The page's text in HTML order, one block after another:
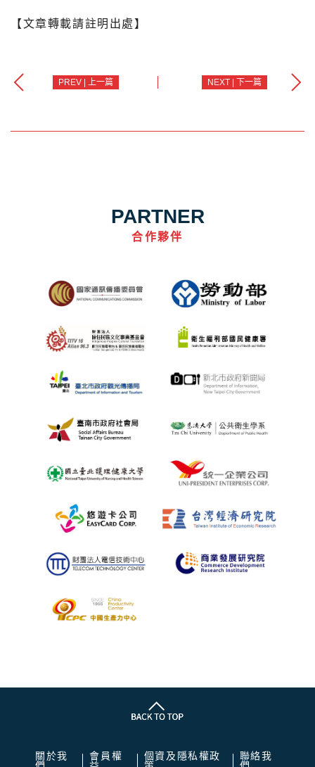
【文章轉載請註明出處】
PREV | 上一篇 NEXT | 下一篇
PARTNER
合作夥伴
關於我
會員權
個資及隱私權政
聯絡我